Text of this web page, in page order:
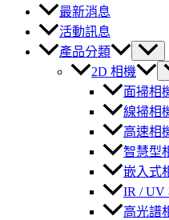
最新消息
活動訊息
產品分類
2D 相機
面掃相
線掃相
高速相
智慧型
嵌入式
IR / UV
高光譜